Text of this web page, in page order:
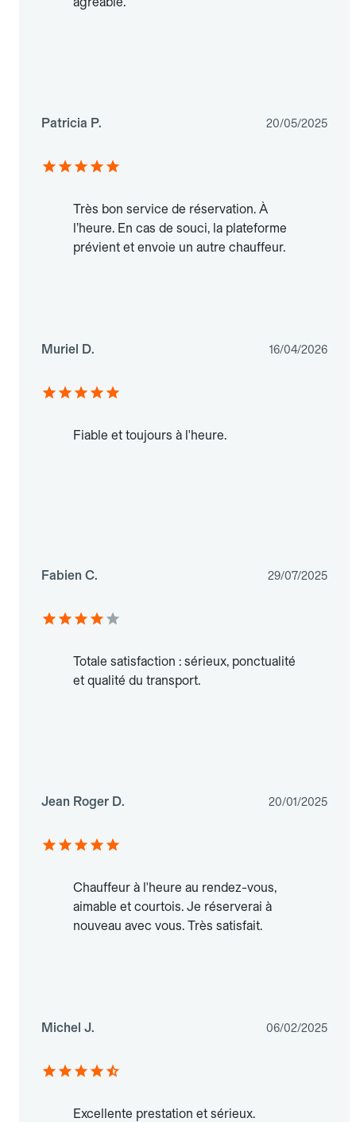
Patricia P. 20/05/2025
Très bon service de réservation. À
l’heure. En cas de souci, la plateforme
prévient et envoie un autre chauffeur.
Muriel D. 16/04/2026
Fiable et toujours à l'heure.
Fabien C. 29/07/2025
Totale satisfaction : sérieux, ponctualité
et qualité du transport.
Jean Roger D. 20/01/2025
Chauffeur à l'heure au rendez-vous,
aimable et courtois. Je réserverai à
nouveau avec vous. Très satisfait.
Michel J. 06/02/2025
Excellente prestation et sérieux.